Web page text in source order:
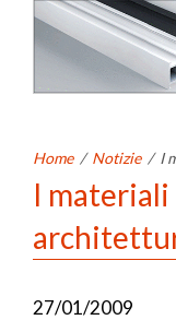
Home / Notizie / I
I
27/01/2009